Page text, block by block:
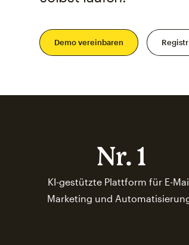
Demo vereinbaren
Nr. 1
KI-gestützte Plattform für E-
Marketing und